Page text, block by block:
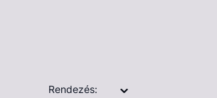
Rendezés: